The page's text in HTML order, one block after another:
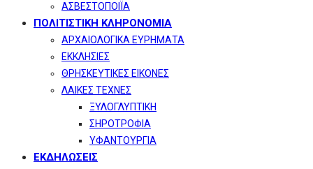
ΑΣΒΕΣΤΟΠΟΙΪΑ
ΠΟΛΙΤΙΣΤΙΚΗ ΚΛΗΡΟΝΟΜΙΑ
ΑΡΧΑΙΟΛΟΓΙΚΑ ΕΥΡΗΜΑΤΑ
ΕΚΚΛΗΣΙΕΣ
ΘΡΗΣΚΕΥΤΙΚΕΣ ΕΙΚΟΝΕΣ
ΛΑΙΚΕΣ ΤΕΧΝΕΣ
ΞΥΛΟΓΛΥΠΤΙΚΗ
ΣΗΡΟΤΡΟΦΙΑ
ΥΦΑΝΤΟΥΡΓΙΑ
ΕΚΔΗΛΩΣΕΙΣ